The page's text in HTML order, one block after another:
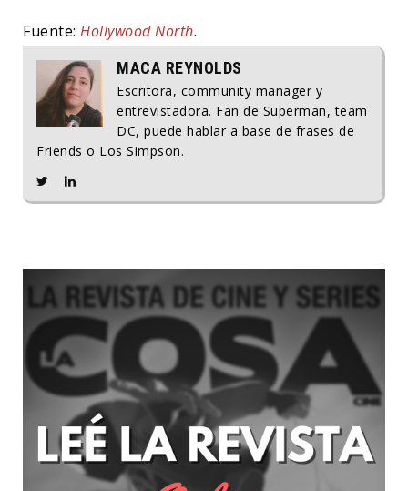
Fuente: Hollywood North.
MACA REYNOLDS
Escritora, community manager y
entrevistadora. Fan de Superman, team
DC, puede hablar a base de frases de
Friends o Los Simpson.